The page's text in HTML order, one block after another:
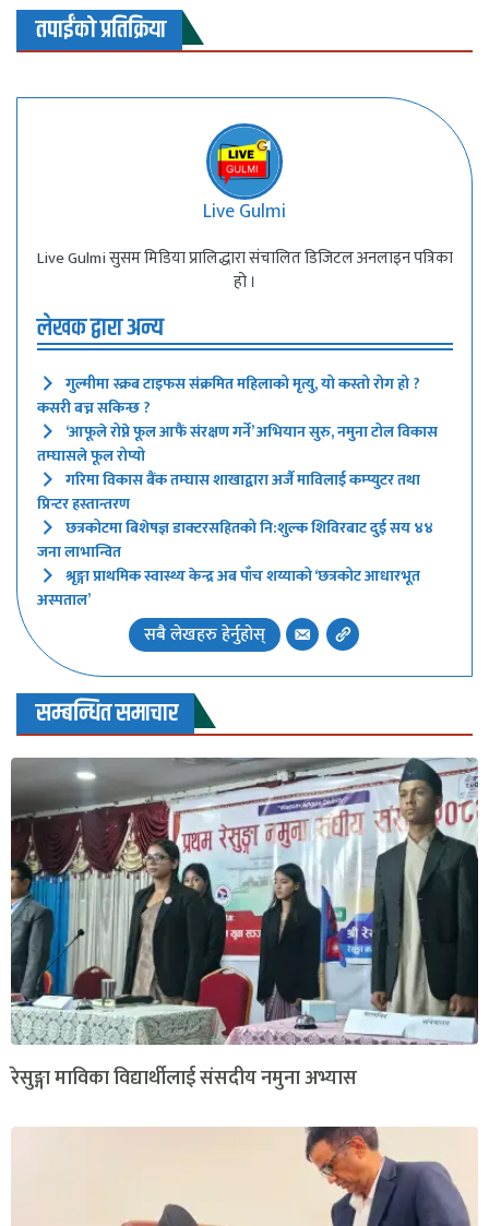
तपाईंको प्रतिक्रिया
Live Gulmi
Live Gulmi सुसम मिडिया प्रालिद्धारा संचालित डिजिटल अनलाइन पत्रिका
हो ।
लेखक द्वारा अन्य
गुल्मीमा स्क्रब टाइफस संक्रमित महिलाको मृत्यु, यो कस्तो रोग हो ?
कसरी बच्न सकिन्छ ?
‘आफूले रोप्ने फूल आफैं संरक्षण गर्ने’ अभियान सुरु, नमुना टोल विकास
तम्घासले फूल रोप्यो
गरिमा विकास बैंक तम्घास शाखाद्वारा अर्जै माविलाई कम्प्युटर तथा
प्रिन्टर हस्तान्तरण
छत्रकोटमा बिशेषज्ञ डाक्टरसहितको नि:शुल्क शिविरबाट दुई सय ४४
जना लाभान्वित
श्रृङ्गा प्राथमिक स्वास्थ्य केन्द्र अब पाँच शय्याको ‘छत्रकोट आधारभूत
अस्पताल’
सबै लेखहरु हेर्नुहोस्
सम्बन्धित समाचार
रेसुङ्गा माविका विद्यार्थीलाई संसदीय नमुना अभ्यास